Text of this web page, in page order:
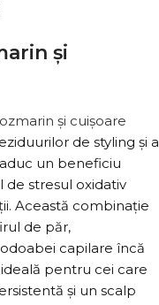
și
și cuișoare
de styling și a
un beneficiu
de stresul oxidativ
Această combinație
de păr,
capilare încă
pentru cei care
și un scalp